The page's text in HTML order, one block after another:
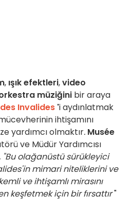
, ışık efektleri,video
müziğini bir araya
Invalides 'i aydınlatmak
ihtişamını
yardımcı olmaktır. Musée
ve Müdür Yardımcısı
"Bu olağanüstü sürükleyici
mimari niteliklerini ve
ve ihtişamlı mirasını
keşfetmek için bir fırsattır"